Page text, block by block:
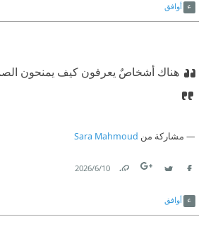
أوافق
هناك أشخاصٌ يعرفون كيف يمنحون
مشاركة من Sara Mahmoud
10‏/6‏/2026
أوافق